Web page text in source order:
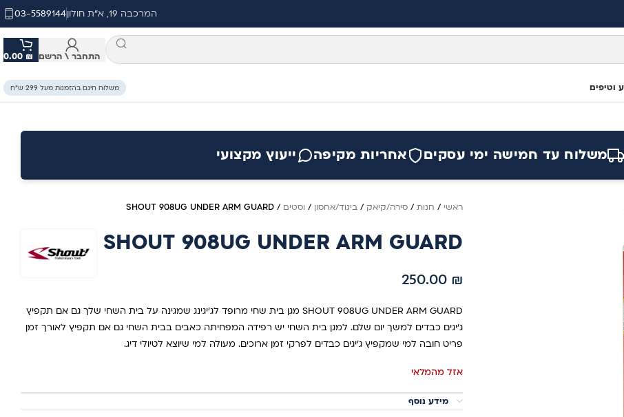
המרכבה 19, א"ת חולון 03-5589144
התחבר \ הרשם 0.00 ₪
וטיפים משלוח חינם בהזמנות מעל 299 ש״ח
משלוח עד חמישה ימי עסקים אחריות מקיפה ייעוץ מקצועי
ראשי / חנות/ סירה/קיאק / ביגוד/אחסון / וסטים /
SHOUT 908UG UNDER ARM GUARD
SHOUT 908UG UNDER ARM GUARD
250.00 ₪
SHOUT 908UG UNDER ARM GUARD מגן בית שחי מרופד לג'יגינג שמגינה על בית השחי שלך גם אם תקפיץ
ג'יגים כבדים למשך יום שלם. למגן בית השחי יש רפידה המפחיתה כאבים בבית השחי גם אם תקפיץ לאורך זמן
פריט חובה למי שמקפיץ ג'יגים כבדים לפרקי זמן ארוכים. מעולה למי שיוצא לטיולי דיג.
אזל מהמלאי
מידע נוסף